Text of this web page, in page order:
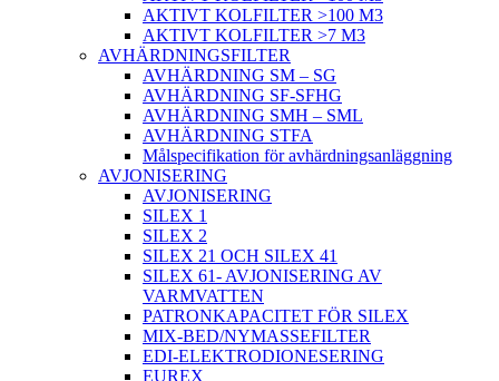
AKTIVT KOLFILTER >100 M3
AKTIVT KOLFILTER >7 M3
AVHÄRDNINGSFILTER
AVHÄRDNING SM – SG
AVHÄRDNING SF-SFHG
AVHÄRDNING SMH – SML
AVHÄRDNING STFA
Målspecifikation för avhärdningsanläggning
AVJONISERING
AVJONISERING
SILEX 1
SILEX 2
SILEX 21 OCH SILEX 41
SILEX 61- AVJONISERING AV
VARMVATTEN
PATRONKAPACITET FÖR SILEX
MIX-BED/NYMASSEFILTER
EDI-ELEKTRODIONESERING
EUREX